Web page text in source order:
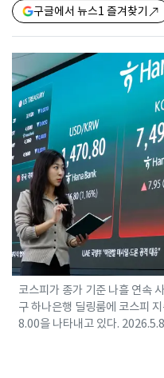
구글에서 뉴스1 즐겨찾기
코스피가 종가 기준 나흘 연속
구 하나은행 딜링룸에 코스피
8.00을 나타내고 있다.